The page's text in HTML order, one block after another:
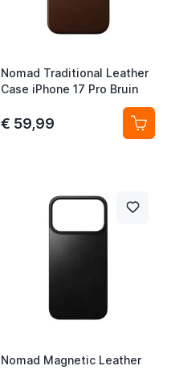
Nomad Traditional Leather
Case iPhone 17 Pro Bruin
€ 59,99
Nomad Magnetic Leather